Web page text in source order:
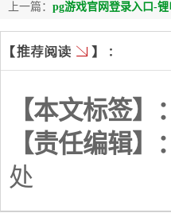
上一篇： pg游戏官网登录入口-
【本文标签】：
【责任编辑】：
处